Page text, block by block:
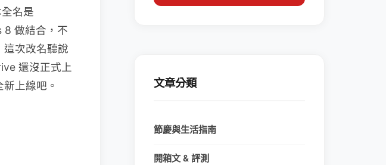
名是
8 做結合，不
次改名聽說
還沒正式上
上線吧。
文章分類
節慶與生活指南
開箱文 & 評測